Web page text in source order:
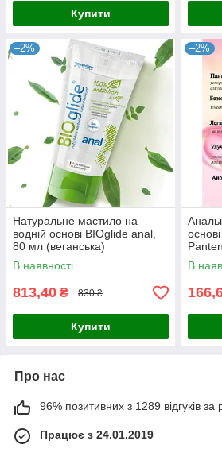
Купити
–2%
Натуральне мастило на
водній основі BIOglide anal,
80 мл (веганська)
В наявності
813,40 ₴ 830 ₴
Купити
–2%
В
Про нас
96% позитивних з 1289 відгуків за
Працює з 24.01.2019